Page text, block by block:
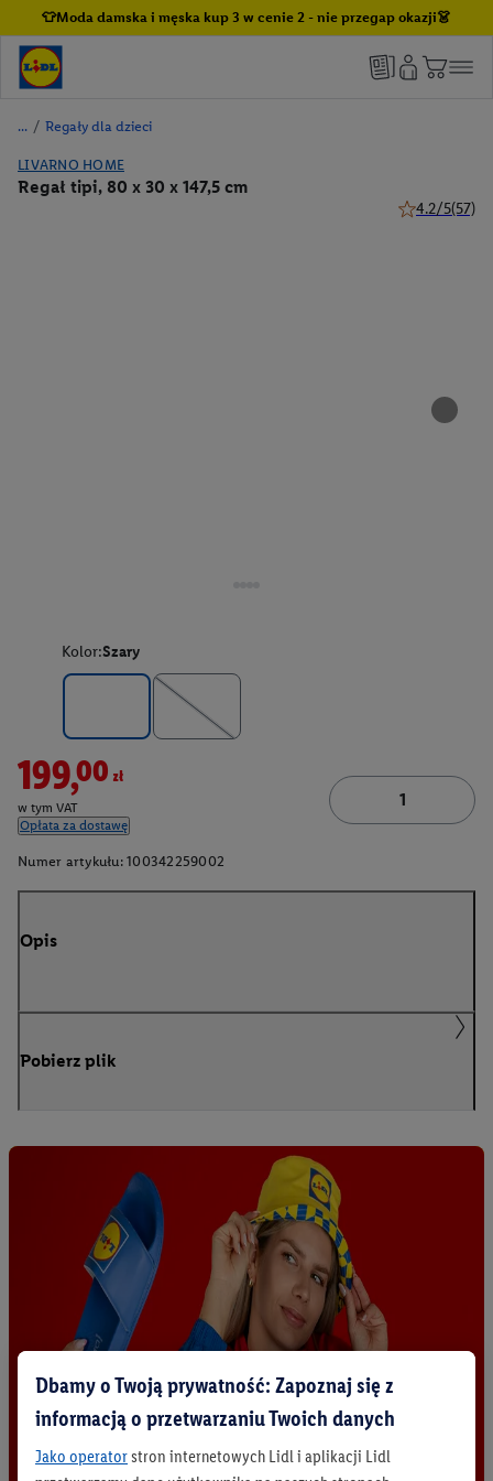
👕Moda damska i męska kup 3 w cenie 2 - nie przegap okazji👗
/ Regały dla dzieci
LIVARNO HOME
Regał tipi, 80 x 30 x 147,5 cm
4.2/5(57)
Kolor:Szary
199,00zł
w tym VAT
Opłata za dostawę
Numer artykułu: 100342259002
Opis
Pobierz plik
Dbamy o Twoją prywatność: Zapoznaj się z
informacją o przetwarzaniu Twoich danych
Jako operatorstron internetowych Lidl i aplikacji Lidl